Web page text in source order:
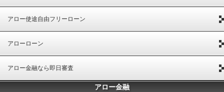
アロー使途自由フリーローン
アローローン
アロー金融なら即日審査
アロー金融